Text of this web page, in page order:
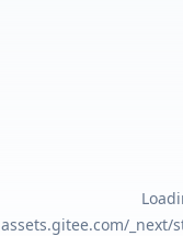
assets.gitee.com/_next/